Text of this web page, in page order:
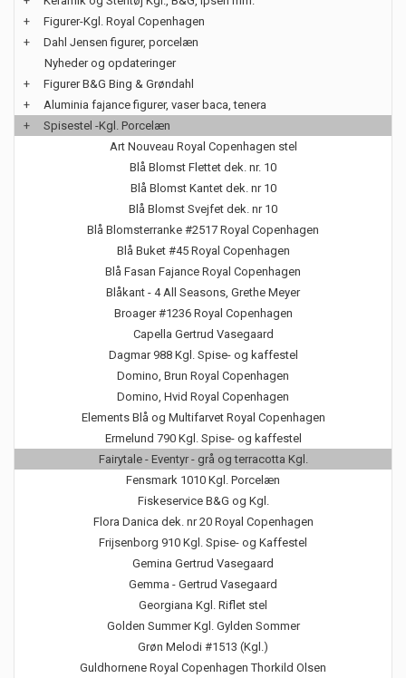
+
Figurer-Kgl. Royal Copenhagen
+
Dahl Jensen figurer, porcelæn
Nyheder og opdateringer
+
Figurer B&G Bing & Grøndahl
+
Aluminia fajance figurer, vaser baca, tenera
+
Spisestel -Kgl. Porcelæn
Art Nouveau Royal Copenhagen stel
Blå Blomst Flettet dek. nr. 10
Blå Blomst Kantet dek. nr 10
Blå Blomst Svejfet dek. nr 10
Blå Blomsterranke #2517 Royal Copenhagen
Blå Buket #45 Royal Copenhagen
Blå Fasan Fajance Royal Copenhagen
Blåkant - 4 All Seasons, Grethe Meyer
Broager #1236 Royal Copenhagen
Capella Gertrud Vasegaard
Dagmar 988 Kgl. Spise- og kaffestel
Domino, Brun Royal Copenhagen
Domino, Hvid Royal Copenhagen
Elements Blå og Multifarvet Royal Copenhagen
Ermelund 790 Kgl. Spise- og kaffestel
Fairytale - Eventyr - grå og terracotta Kgl.
Fensmark 1010 Kgl. Porcelæn
Fiskeservice B&G og Kgl.
Flora Danica dek. nr 20 Royal Copenhagen
Frijsenborg 910 Kgl. Spise- og Kaffestel
Gemina Gertrud Vasegaard
Gemma - Gertrud Vasegaard
Georgiana Kgl. Riflet stel
Golden Summer Kgl. Gylden Sommer
Grøn Melodi #1513 (Kgl.)
Guldhornene Royal Copenhagen Thorkild Olsen